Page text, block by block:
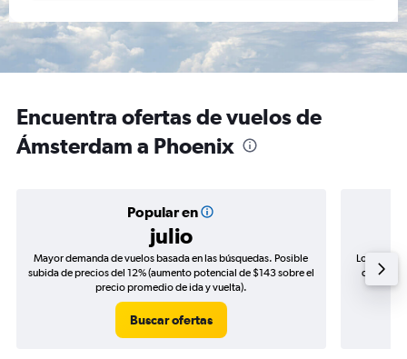
Encuentra ofertas de vuelos de
Ámsterdam a Phoenix
Popular en
julio
Mayor demanda de vuelos basada en las búsquedas. Posible
subida de precios del 12% (aumento potencial de $143 sobre el
precio promedio de ida y vuelta).
Buscar ofertas
Los
de